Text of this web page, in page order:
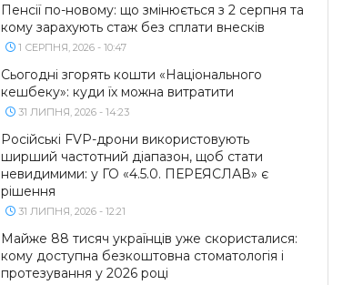
Пенсії по-новому: що змінюється з 2 серпня та
кому зарахують стаж без сплати внесків
1 СЕРПНЯ, 2026 - 10:47
Сьогодні згорять кошти «Національного
кешбеку»: куди їх можна витратити
31 ЛИПНЯ, 2026 - 14:23
Російські FVP-дрони використовують
ширший частотний діапазон, щоб стати
невидимими: у ГО «4.5.0. ПЕРЕЯСЛАВ» є
рішення
31 ЛИПНЯ, 2026 - 12:21
Майже 88 тисяч українців уже скористалися:
кому доступна безкоштовна стоматологія і
протезування у 2026 році